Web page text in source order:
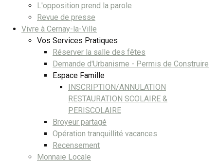
L'opposition prend la parole
Revue de presse
Vivre à Cernay-la-Ville
Vos Services Pratiques
Réserver la salle des fêtes
Demande d'Urbanisme - Permis de Construire
Espace Famille
INSCRIPTION/ANNULATION
RESTAURATION SCOLAIRE &
PERISCOLAIRE
Broyeur partagé
Opération tranquillité vacances
Recensement
Monnaie Locale